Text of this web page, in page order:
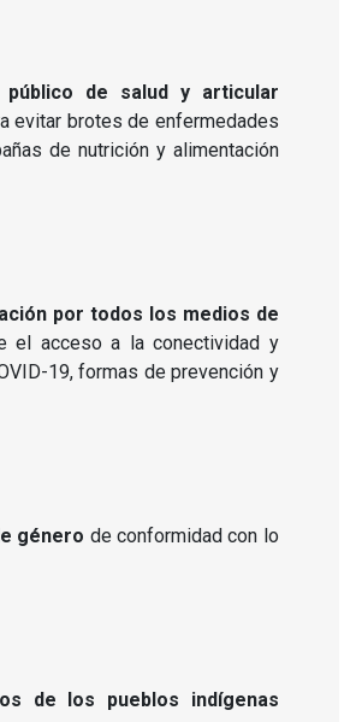
de salud y articular
evitar brotes de enfermedades
de nutrición y alimentación
por todos los medios de
el acceso a la conectividad y
19, formas de prevención y
género de conformidad con lo
de los pueblos indígenas